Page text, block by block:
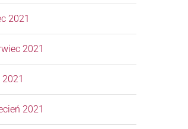
2021
2021
2021